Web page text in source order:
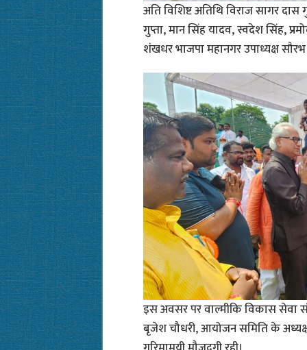
अति विशिष्ट अतिथि विराज सागर दास
गुप्ता, मान सिंह यादव, स्वदेश सिंह,
शंखधर भाजपा महानगर उपाध्यक्ष
इस अवसर पर वाल्मीकि विकास सेवा
बृजेश चौधरी, आयोजन समिति के अध्यक्ष